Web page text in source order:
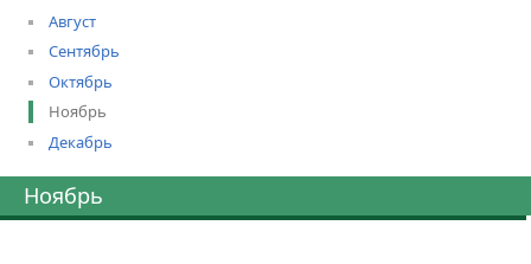
Август
Сентябрь
Октябрь
Ноябрь
Декабрь
Ноябрь